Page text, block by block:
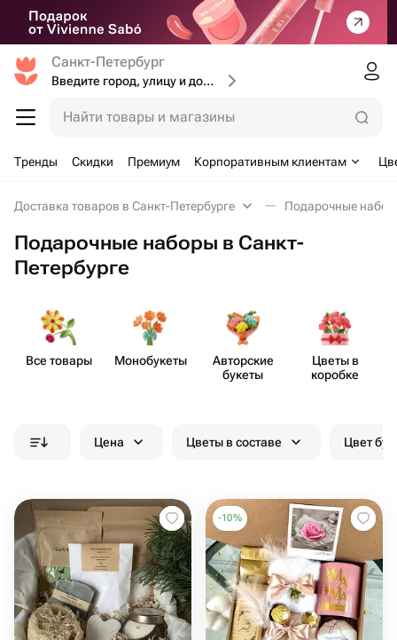
Санкт-Петербург
Введите город, улицу и дом доставки
Найти товары и магазины
Тренды Скидки Премиум Корпоративным клиентам
Доставка товаров в Санкт-Петербурге Подарочные
Подарочные наборы в Санкт-
Петербурге
Все товары Моно​букеты
Авторские
букеты
Цветы в
коробке
Цена Цветы в составе Цвет
-10%